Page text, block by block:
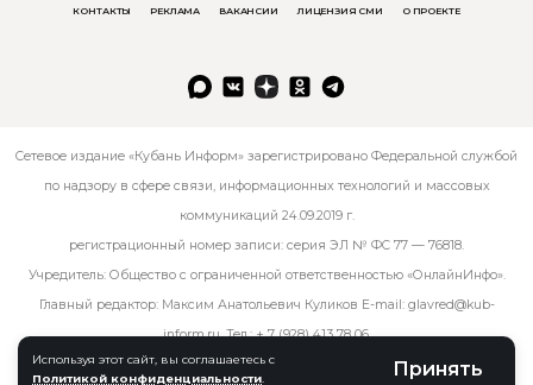
Используя этот сайт, вы соглашаетесь с
Политикой конфиденциальности
Принять
КОНТАКТЫ РЕКЛАМА ВАКАНСИИ ЛИЦЕНЗИЯ СМИ О ПРОЕКТЕ
Сетевое издание «Кубань Информ» зарегистрировано Федеральной службой
по надзору в сфере связи, информационных технологий и массовых
коммуникаций 24.09.2019 г.
регистрационный номер записи: серия ЭЛ № ФС 77 — 76818.
Учредитель: Общество с ограниченной ответственностью «ОнлайнИнфо».
Главный редактор: Максим Анатольевич Куликов E-mail: glavred@kub-
inform.ru. Тел.:+ 7 (928) 413 78 06.